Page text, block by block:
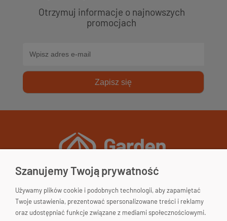
Otrzymuj informacje o najnowszych
promocjach
Zapisz się
Garden&Home
33-200 Dąbrowa Tarnowska
woj. małopolskie
Szanujemy Twoją prywatność
Używamy plików cookie i podobnych technologii, aby zapamiętać
Twoje ustawienia, prezentować spersonalizowane treści i reklamy
oraz udostępniać funkcje związane z mediami społecznościowymi.